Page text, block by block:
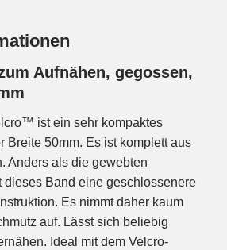
Aufnähen, gegossen,
ist ein sehr kompaktes
Breite 50mm. Es ist komplett aus
Anders als die gewebten
dieses Band eine geschlossenere
Es nimmt daher kaum
auf. Lässt sich beliebig
Ideal mit dem Velcro-